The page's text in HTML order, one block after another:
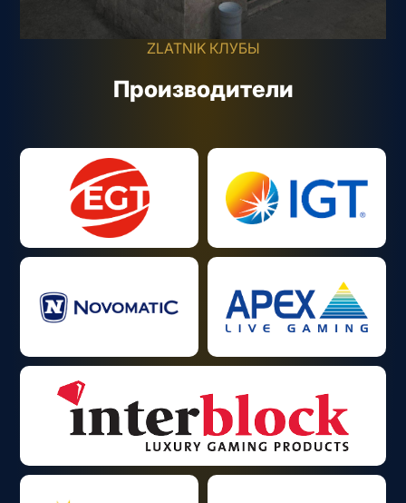
ZLATNIK КЛУБЫ
Производители